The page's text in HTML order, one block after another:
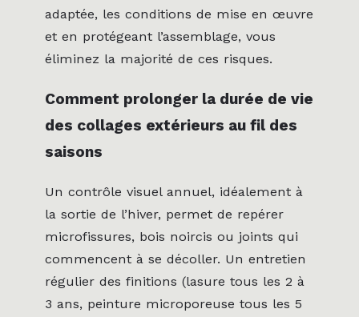
adaptée, les conditions de mise en œuvre
et en protégeant l’assemblage, vous
éliminez la majorité de ces risques.
Comment prolonger la durée de vie
des collages extérieurs au fil des
saisons
Un contrôle visuel annuel, idéalement à
la sortie de l’hiver, permet de repérer
microfissures, bois noircis ou joints qui
commencent à se décoller. Un entretien
régulier des finitions (lasure tous les 2 à
3 ans, peinture microporeuse tous les 5